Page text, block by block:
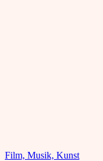
Film, Musik, Kunst